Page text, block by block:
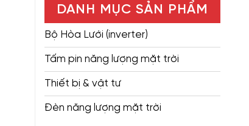
DANH MỤC SẢN PHẨM
Bộ Hòa Lưới (inverter)
Tấm pin năng lượng mặt trời
Thiết bị & vật tư
Đèn năng lượng mặt trời